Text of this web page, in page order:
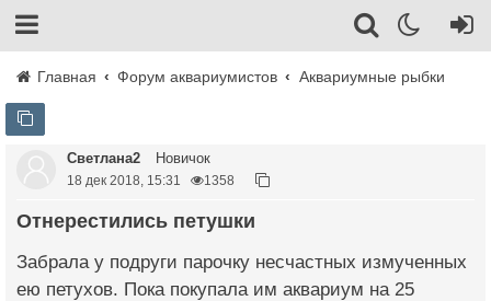
Главная Форум аквариумистов Аквариумные рыбки
Светлана2 Новичок
18 дек 2018, 15:31 1358
Отнерестились петушки
Забрала у подруги парочку несчастных измученных
ею петухов. Пока покупала им аквариум на 25